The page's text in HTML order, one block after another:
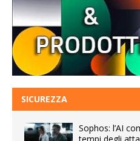
SICUREZZA
Sophos: l’AI